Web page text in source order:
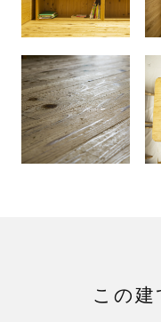
この